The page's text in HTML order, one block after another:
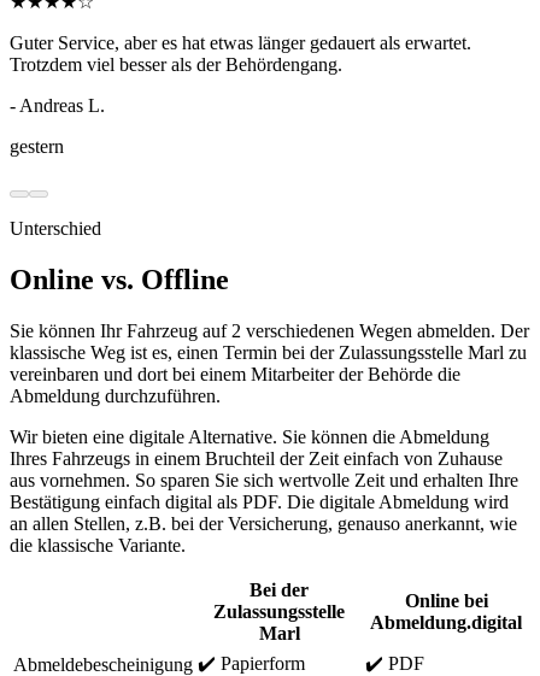
Guter Service, aber es hat etwas länger gedauert als erwartet.
Trotzdem viel besser als der Behördengang.
- Andreas L.
gestern
Unterschied
Online vs. Offline
Sie können Ihr Fahrzeug auf 2 verschiedenen Wegen abmelden. Der
klassische Weg ist es, einen Termin bei der Zulassungsstelle Marl zu
vereinbaren und dort bei einem Mitarbeiter der Behörde die
Abmeldung durchzuführen.
Wir bieten eine digitale Alternative. Sie können die Abmeldung
Ihres Fahrzeugs in einem Bruchteil der Zeit einfach von Zuhause
aus vornehmen. So sparen Sie sich wertvolle Zeit und erhalten Ihre
Bestätigung einfach digital als PDF. Die digitale Abmeldung wird
an allen Stellen, z.B. bei der Versicherung, genauso anerkannt, wie
die klassische Variante.
Bei der
Zulassungsstelle
Marl
Online bei
Abmeldung.digital
Abmeldebescheinigung ✔️ Papierform
✔️ PDF